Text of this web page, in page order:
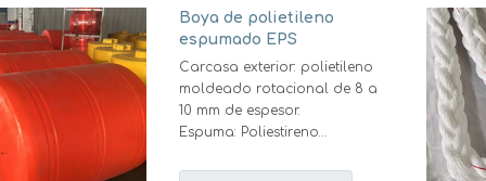
acero y la varilla del ancla
está fundida.
Boya de polietileno
espumado EPS
Carcasa exterior: polietileno
moldeado rotacional de 8 a
10 mm de espesor.
Espuma: Poliestireno
Estructura de acero: los